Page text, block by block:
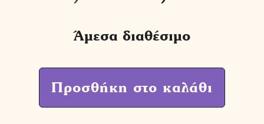
Άμεσα διαθέσιμο
Προσθήκη στο καλάθι